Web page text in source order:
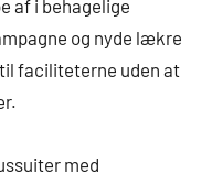
af i behagelige
og nyde lækre
faciliteterne uden at
med